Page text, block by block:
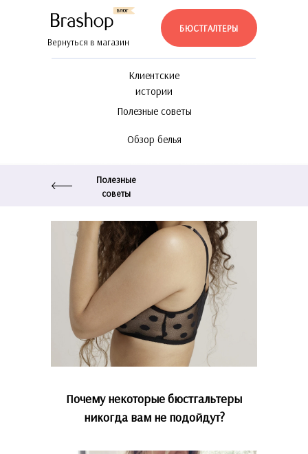
Вернуться в магазин
БЮСТГАЛТЕРЫ
Клиентские
истории
Полезные советы
Обзор белья
Полезные
советы
Почему некоторые бюстгальтеры
никогда вам не подойдут?